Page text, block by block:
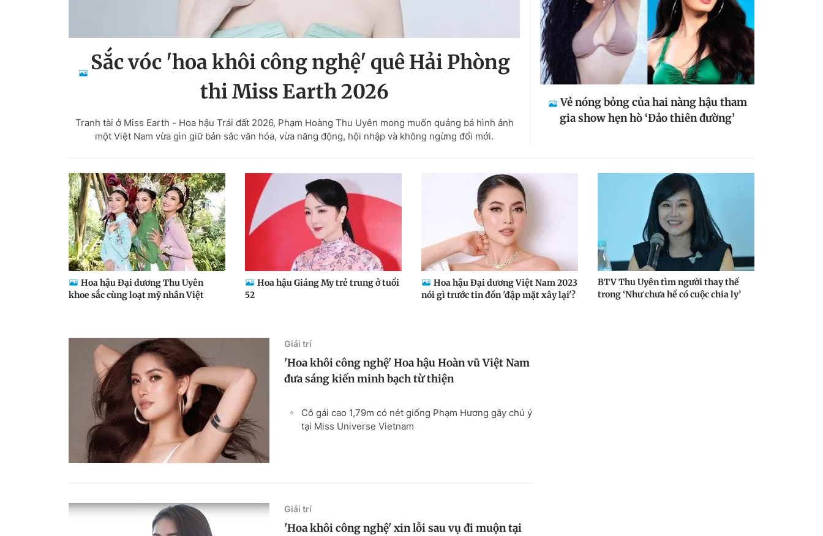
Sắc vóc 'hoa khôi công nghệ' quê Hải Phòng
thi Miss Earth 2026
Tranh tài ở Miss Earth - Hoa hậu Trái đất 2026, Phạm Hoàng Thu Uyên mong muốn quảng bá hình ảnh
một Việt Nam vừa gìn giữ bản sắc văn hóa, vừa năng động, hội nhập và không ngừng đổi mới.
Vẻ nóng bỏng của hai nàng hậu tham
gia show hẹn hò ‘Đảo thiên đường’
Hoa hậu Đại dương Thu Uyên
khoe sắc cùng loạt mỹ nhân Việt
Hoa hậu Giáng My trẻ trung ở tuổi
52
Hoa hậu Đại dương Việt Nam 2023
nói gì trước tin đồn 'đập mặt xây lại'?
BTV Thu Uyên tìm người thay thế
trong ‘Như chưa hề có cuộc chia ly’
Giải trí
'Hoa khôi công nghệ' Hoa hậu Hoàn vũ Việt Nam
đưa sáng kiến minh bạch từ thiện
Cô gái cao 1,79m có nét giống Phạm Hương gây chú ý
tại Miss Universe Vietnam
Giải trí
'Hoa khôi công nghệ' xin lỗi sau vụ đi muộn tại